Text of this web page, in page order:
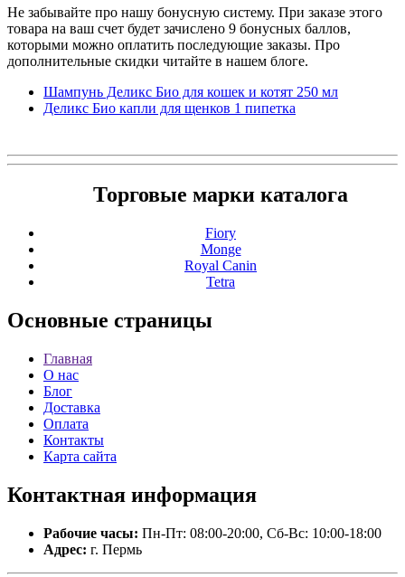
Не забывайте про нашу бонусную систему. При заказе этого
товара на ваш счет будет зачислено 9 бонусных баллов,
которыми можно оплатить последующие заказы. Про
дополнительные скидки читайте в нашем блоге.
Шампунь Деликс Био для кошек и котят 250 мл
Деликс Био капли для щенков 1 пипетка
Торговые марки каталога
Fiory
Monge
Royal Canin
Tetra
Основные страницы
Главная
О нас
Блог
Доставка
Оплата
Контакты
Карта сайта
Контактная информация
Рабочие часы: Пн-Пт: 08:00-20:00, Сб-Вс: 10:00-18:00
Адрес: г. Пермь